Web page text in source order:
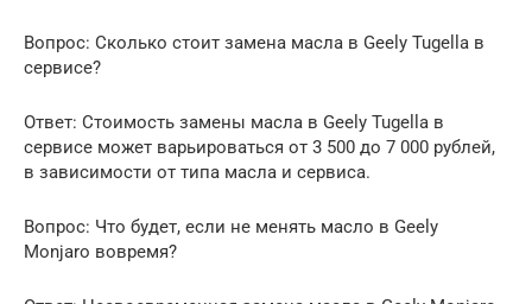
Вопрос: Сколько стоит замена масла в Geely Tugella в
сервисе?
Ответ: Стоимость замены масла в Geely Tugella в
сервисе может варьироваться от 3 500 до 7 000 рублей,
в зависимости от типа масла и сервиса.
Вопрос: Что будет, если не менять масло в Geely
Monjaro вовремя?